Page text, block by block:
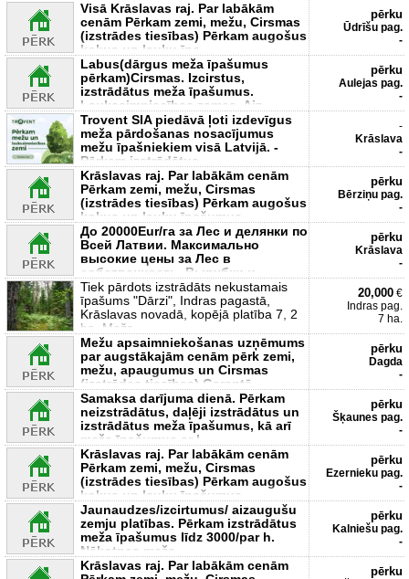
Visā Krāslavas raj. Par labākām
cenām Pērkam zemi, mežu, Cirsmas
(izstrādes tiesības) Pērkam augošus
kokus un lauku īpa
pērku
Ūdrīšu pag.
-
Labus(dārgus meža īpašumus
pērkam)Cirsmas. Izcirstus,
izstrādātus meža īpašumus.
Lauksaimniecības zemes. Aiz
pērku
Aulejas pag.
-
Trovent SIA piedāvā ļoti izdevīgus
meža pārdošanas nosacījumus
mežu īpašniekiem visā Latvijā. -
Pērkam izstrādātus,
-
Krāslava
-
Krāslavas raj. Par labākām cenām
Pērkam zemi, mežu, Cirsmas
(izstrādes tiesības) Pērkam augošus
kokus un lauku īpašumus
pērku
Bērziņu pag.
-
До 20000Eur/га за Лес и делянки по
Всей Латвии. Максимально
высокие цены за Лес в
собственность, Вырубки и
Делянки на вы
pērku
Krāslava
-
Tiek pārdots izstrādāts nekustamais
īpašums "Dārzi", Indras pagastā,
Krāslavas novadā, kopējā platība 7, 2
ha. Mežs -
20,000 €
Indras pag.
7 ha.
Mežu apsaimniekošanas uzņēmums
par augstākajām cenām pērk zemi,
mežu, apaugumus un Cirsmas
(izstrādes tiesības) Garantē
pērku
Dagda
-
Samaksa darījuma dienā. Pērkam
neizstrādātus, daļēji izstrādātus un
izstrādātus meža īpašumus, kā arī
meža īpašumus ar l
pērku
Šķaunes pag.
-
Krāslavas raj. Par labākām cenām
Pērkam zemi, mežu, Cirsmas
(izstrādes tiesības) Pērkam augošus
kokus un lauku īpašumus
pērku
Ezernieku pag.
-
Jaunaudzes/izcirtumus/ aizaugušu
zemju platības. Pērkam izstrādātus
meža īpašumus līdz 3000/par h.
Nākotnes meža
pērku
Kalniešu pag.
-
Krāslavas raj. Par labākām cenām
pērku